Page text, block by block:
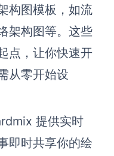
构图模板，如流
架构图等。这些
点，让你快速开
从零开始设
提供实时
即时共享你的绘